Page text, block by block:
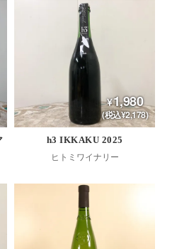
1,980
(税込¥2,178)
h3 IKKAKU 2025
ヒトミワイナリー